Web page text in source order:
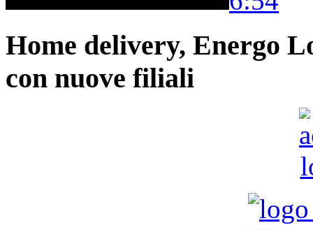
Home delivery, Energo
con nuove filiali